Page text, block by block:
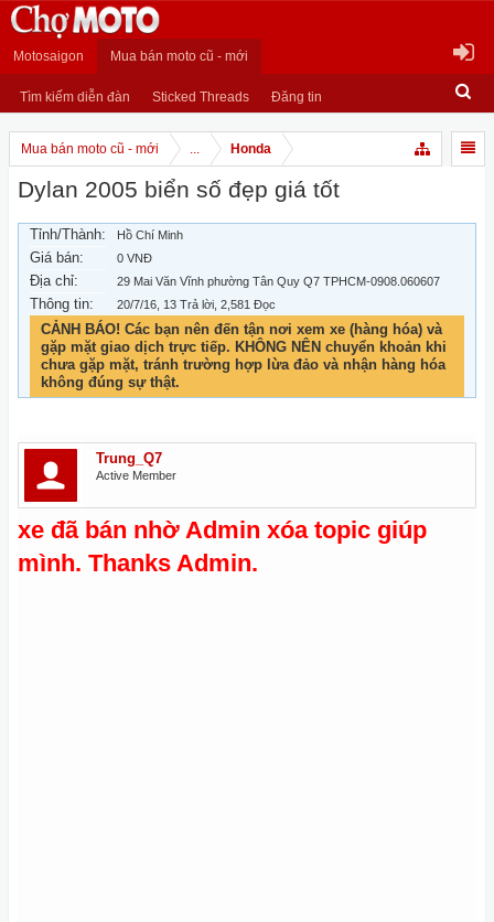
Motosaigon Mua bán moto cũ - mới
Tìm kiếm diễn đàn Sticked Threads Đăng tin
Mua bán moto cũ - mới ... Honda
Dylan 2005 biển số đẹp giá tốt
Tỉnh/Thành: Hồ Chí Minh
Giá bán: 0 VNĐ
Địa chỉ: 29 Mai Văn Vĩnh phường Tân Quy Q7 TPHCM-0908.060607
Thông tin: 20/7/16 , 13 Trả lời, 2,581 Đọc
CẢNH BÁO! Các bạn nên đến tận nơi xem xe (hàng hóa) và
gặp mặt giao dịch trực tiếp. KHÔNG NÊN chuyển khoản khi
chưa gặp mặt, tránh trường hợp lừa đảo và nhận hàng hóa
không đúng sự thật.
Trung_Q7
Active Member
xe đã bán nhờ Admin xóa topic giúp
mình. Thanks Admin.